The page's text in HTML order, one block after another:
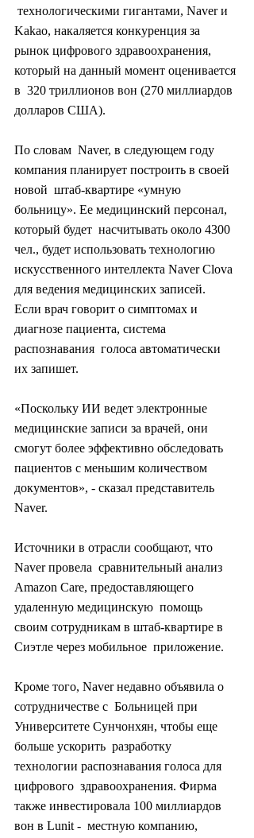
технологическими гигантами, Naver и
Kakao, накаляется конкуренция за
рынок цифрового здравоохранения,
который на данный момент оценивается
в  320 триллионов вон (270 миллиардов
долларов США).
По словам  Naver, в следующем году
компания планирует построить в своей
новой  штаб-квартире «умную
больницу». Ее медицинский персонал,
который будет  насчитывать около 4300
чел., будет использовать технологию
искусственного интеллекта Naver Clova
для ведения медицинских записей.
Если врач говорит о симптомах и
диагнозе пациента, система
распознавания  голоса автоматически
их запишет.
«Поскольку ИИ ведет электронные
медицинские записи за врачей, они
смогут более эффективно обследовать
пациентов с меньшим количеством
документов», - сказал представитель
Naver.
Источники в отрасли сообщают, что
Naver провела  сравнительный анализ
Amazon Care, предоставляющего
удаленную медицинскую  помощь
своим сотрудникам в штаб-квартире в
Сиэтле через мобильное  приложение.
Кроме того, Naver недавно объявила о
сотрудничестве с  Больницей при
Университете Сунчонхян, чтобы еще
больше ускорить  разработку
технологии распознавания голоса для
цифрового  здравоохранения. Фирма
также инвестировала 100 миллиардов
вон в Lunit -  местную компанию,